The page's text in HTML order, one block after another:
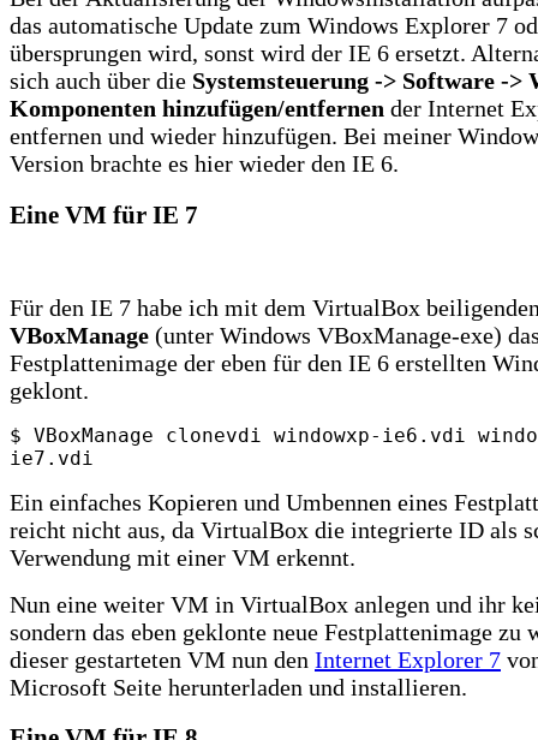
Bei der Aktualisierung der Windowsinstallation
das automatische Update zum Windows Explorer 7
übersprungen wird, sonst wird der IE 6 ersetzt.
sich auch über dieSystemsteuerung -> Software ->
Komponenten hinzufügen/entfernender Internet
entfernen und wieder hinzufügen. Bei meiner
Für den IE 7 habe ich mit dem VirtualBox
VBoxManage
Festplattenimage der eben für den IE 6 erstellten
geklont.
$ VBoxManage clonevdi windowxp-ie6.vdi
ie7.vdi
Ein einfaches Kopieren und Umbennen eines
reicht nicht aus, da VirtualBox die integrierte ID als
Verwendung mit einer VM erkennt.
Nun eine weiter VM in VirtualBox anlegen und ihr
sondern das eben geklonte neue Festplattenimage zu
dieser gestarteten VM nun den